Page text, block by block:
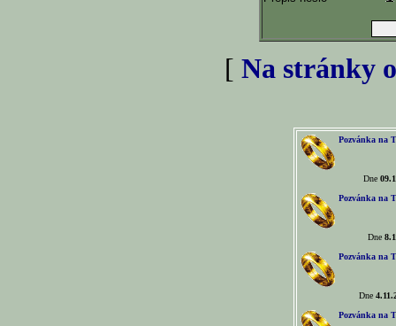
[ Na stránky
Pozvánka na
Dne
Pozvánka na
Dne
Pozvánka na
Dne
Pozvánka na